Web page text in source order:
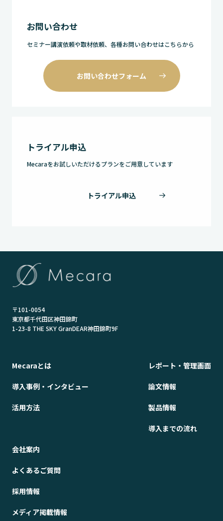
お問い合わせ
セミナー講演依頼や取材依頼、各種お問い合わせはこちらから
お問い合わせフォーム
トライアル申込
Mecaraをお試しいただけるプランをご用意しています
トライアル申込
〒101-0054
東京都千代田区神田錦町
1-23-8 THE SKY GranDEAR神田錦町9F
Mecaraとは
導入事例・インタビュー
活用方法
レポート・管理画面
論文情報
製品情報
導入までの流れ
会社案内
よくあるご質問
採用情報
メディア掲載情報